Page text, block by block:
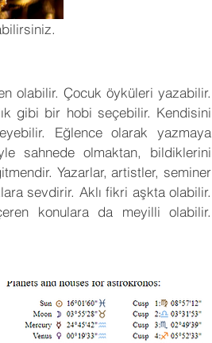
olabilir. Çocuk öyküleri yazabilir.
gibi bir hobi seçebilir. Kendisini
Eğlence olarak yazmaya
sahnede olmaktan, bildiklerini
Yazarlar, artistler, seminer
sevdirir. Aklı fikri aşkta olabilir.
konulara da meyilli olabilir.